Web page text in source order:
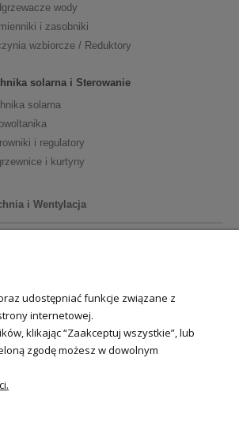
wody
i zasobniki
wzbiorcze / Reduktory
solarna i Sterowanie
solarna
i regulatory
i kurtyny
i Wentylacja
do odpadów
i Informacje
udostępniać funkcje związane z
internetowej.
klikając “Zaakceptuj wszystkie”, lub
zgodę możesz w dowolnym